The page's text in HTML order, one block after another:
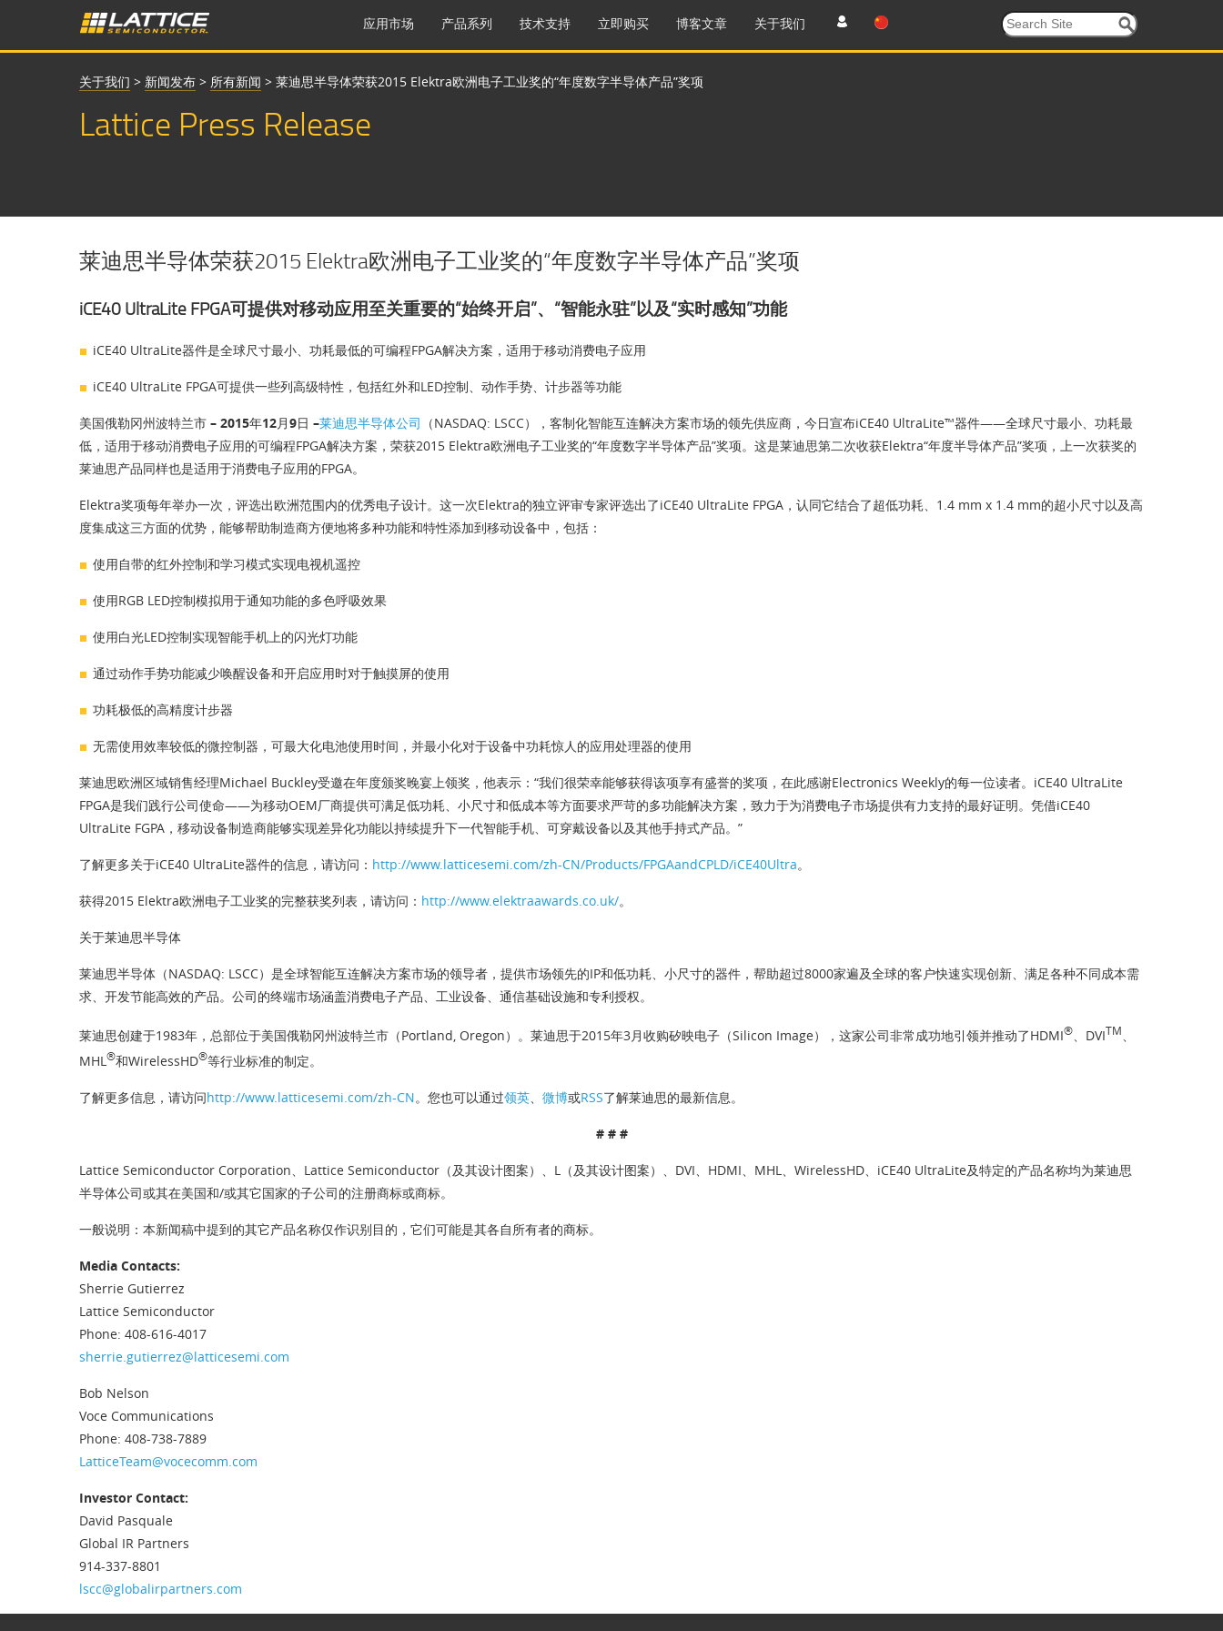
应用市场 产品系列 技术支持 立即购买 博客文章 关于我们
关于我们 > 新闻发布 > 所有新闻 > 莱迪思半导体荣获2015 Elektra欧洲电子工业奖的“年度数字半导体产品”奖项
Lattice Press Release
莱迪思半导体荣获2015 Elektra欧洲电子工业奖的“年度数字半导体产品”奖项
iCE40 UltraLite FPGA可提供对移动应用至关重要的“始终开启”、“智能永驻”以及“实时感知”功能
iCE40 UltraLite器件是全球尺寸最小、功耗最低的可编程FPGA解决方案，适用于移动消费电子应用
iCE40 UltraLite FPGA可提供一些列高级特性，包括红外和LED控制、动作手势、计步器等功能
美国俄勒冈州波特兰市 – 2015年12月9日 –莱迪思半导体公司 （NASDAQ: LSCC），客制化智能互连解决方案市场的领先供应商，今日宣布iCE40 UltraLite™器件——全球尺寸最小、功耗最
低，适用于移动消费电子应用的可编程FPGA解决方案，荣获2015 Elektra欧洲电子工业奖的“年度数字半导体产品”奖项。这是莱迪思第二次收获Elektra“年度半导体产品”奖项，上一次获奖的
莱迪思产品同样也是适用于消费电子应用的FPGA。
Elektra奖项每年举办一次，评选出欧洲范围内的优秀电子设计。这一次Elektra的独立评审专家评选出了iCE40 UltraLite FPGA，认同它结合了超低功耗、1.4 mm x 1.4 mm的超小尺寸以及高
度集成这三方面的优势，能够帮助制造商方便地将多种功能和特性添加到移动设备中，包括：
使用自带的红外控制和学习模式实现电视机遥控
使用RGB LED控制模拟用于通知功能的多色呼吸效果
使用白光LED控制实现智能手机上的闪光灯功能
通过动作手势功能减少唤醒设备和开启应用时对于触摸屏的使用
功耗极低的高精度计步器
无需使用效率较低的微控制器，可最大化电池使用时间，并最小化对于设备中功耗惊人的应用处理器的使用
莱迪思欧洲区域销售经理Michael Buckley受邀在年度颁奖晚宴上领奖，他表示：“我们很荣幸能够获得该项享有盛誉的奖项，在此感谢Electronics Weekly的每一位读者。iCE40 UltraLite
FPGA是我们践行公司使命——为移动OEM厂商提供可满足低功耗、小尺寸和低成本等方面要求严苛的多功能解决方案，致力于为消费电子市场提供有力支持的最好证明。凭借iCE40
UltraLite FGPA，移动设备制造商能够实现差异化功能以持续提升下一代智能手机、可穿戴设备以及其他手持式产品。”
了解更多关于iCE40 UltraLite器件的信息，请访问： http://www.latticesemi.com/zh-CN/Products/FPGAandCPLD/iCE40Ultra。
获得2015 Elektra欧洲电子工业奖的完整获奖列表，请访问： http://www.elektraawards.co.uk/。
关于莱迪思半导体
莱迪思半导体（NASDAQ: LSCC）是全球智能互连解决方案市场的领导者，提供市场领先的IP和低功耗、小尺寸的器件，帮助超过8000家遍及全球的客户快速实现创新、满足各种不同成本需
求、开发节能高效的产品。公司的终端市场涵盖消费电子产品、工业设备、通信基础设施和专利授权。
莱迪思创建于1983年，总部位于美国俄勒冈州波特兰市（Portland, Oregon）。莱迪思于2015年3月收购矽映电子（Silicon Image），这家公司非常成功地引领并推动了HDMI®、DVITM、
MHL ®和WirelessHD®等行业标准的制定。
了解更多信息，请访问http://www.latticesemi.com/zh-CN。您也可以通过领英 微博或RSS了解莱迪思的最新信息。
# # #
Lattice Semiconductor Corporation、Lattice Semiconductor（及其设计图案）、L（及其设计图案）、DVI、HDMI、MHL、WirelessHD、iCE40 UltraLite及特定的产品名称均为莱迪思
半导体公司或其在美国和/或其它国家的子公司的注册商标或商标。
一般说明：本新闻稿中提到的其它产品名称仅作识别目的，它们可能是其各自所有者的商标。
Media Contacts:
Sherrie Gutierrez
Lattice Semiconductor
Phone: 408-616-4017
sherrie.gutierrez@latticesemi.com
Bob Nelson
Voce Communications
Phone: 408-738-7889
LatticeTeam@vocecomm.com
Investor Contact:
David Pasquale
Global IR Partners
914-337-8801
lscc@globalirpartners.com